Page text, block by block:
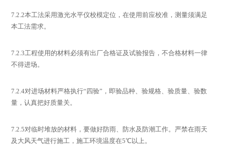
7.2.2本工法采用激光水平仪校模定位，在使用前应校准，测量须满足
本工法需求。
7.2.3工程使用的材料必须有出厂合格证及试验报告，不合格材料一律
不得进场。
7.2.4对进场材料严格执行“ 四验” ，即验品种、验规格、验质量、验数
量，认真把好质量关。
7.2.5对临时堆放的材料，要做好防雨、防水及防潮工作。严禁在雨天
及大风天气进行施工，施工环境温度在5℃以上。